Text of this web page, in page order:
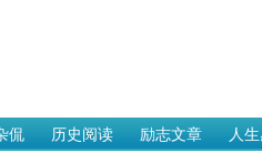
侃 历史阅读 励志文章 人